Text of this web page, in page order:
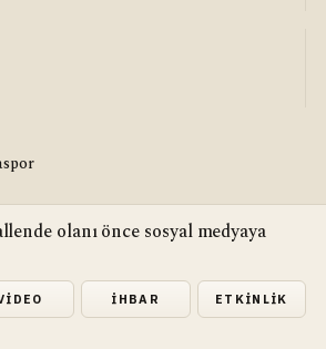
olanı önce sosyal medyaya
İHBAR ETKINLIK